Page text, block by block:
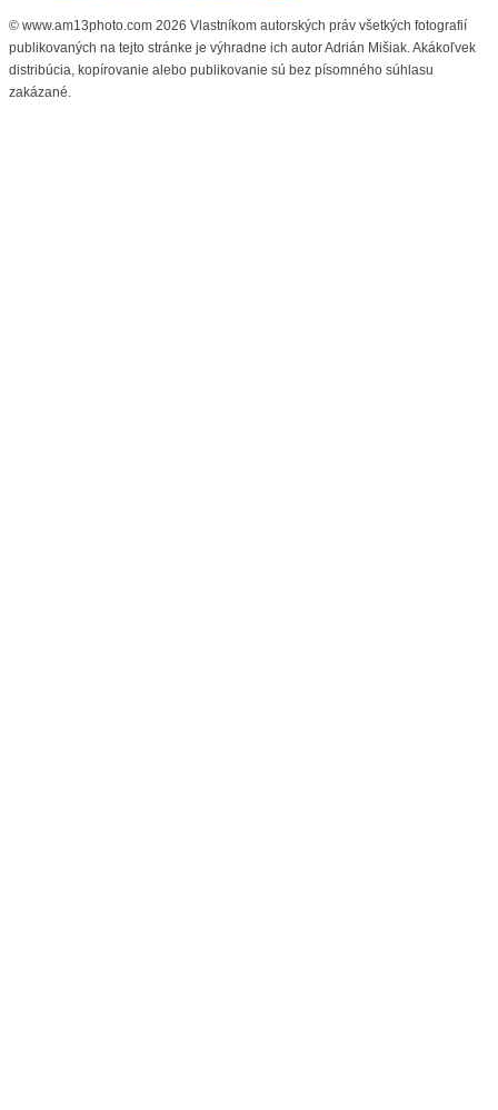
© www.am13photo.com 2026 Vlastníkom autorských práv všetkých fotografií
publikovaných na tejto stránke je výhradne ich autor Adrián Mišiak. Akákoľvek
distribúcia, kopírovanie alebo publikovanie sú bez písomného súhlasu
zakázané.